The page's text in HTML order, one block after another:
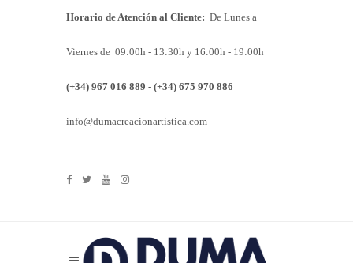
Horario de Atención al Cliente: De Lunes a
Viernes de 09:00h - 13:30h y 16:00h - 19:00h
(+34) 967 016 889 - (+34) 675 970 886
info@dumacreacionartistica.com